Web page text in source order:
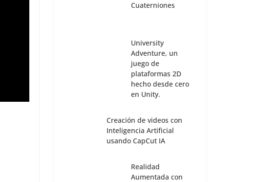
Cuaterniones
University
Adventure, un
juego de
plataformas 2D
hecho desde cero
en Unity.
Creación de videos con
Inteligencia Artificial
usando CapCut IA
Realidad
Aumentada con